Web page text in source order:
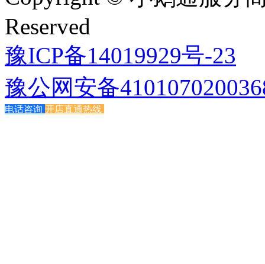
Reserved
豫ICP备14019929号-23
豫公网安备
电话咨询 开店直通热线